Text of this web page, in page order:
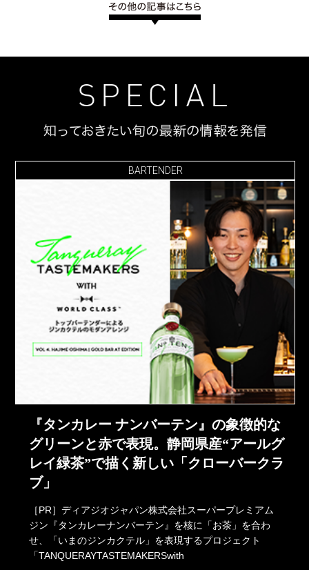
BARTENDER
『タンカレー ナンバーテン』の象徴的な
グリーンと赤で表現。静岡県産“アールグ
レイ緑茶”で描く新しい「クローバークラ
ブ」
［PR］ディアジオジャパン株式会社スーパープレミアム
ジン『タンカレーナンバーテン』を核に「お茶」を合わ
せ、「いまのジンカクテル」を表現するプロジェクト
「TANQUERAYTASTEMAKERSwith